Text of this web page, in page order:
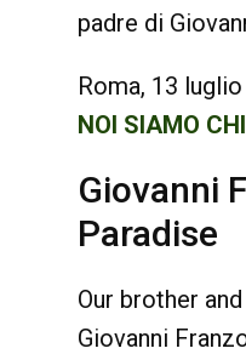
padre di
Roma,
NOI SIAMO
Giovanni
Paradise
Our brother
Giovanni